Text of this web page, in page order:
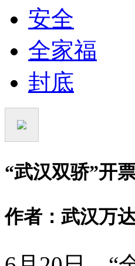
安全
全家福
封底
“武汉双骄”开
作者：武汉万